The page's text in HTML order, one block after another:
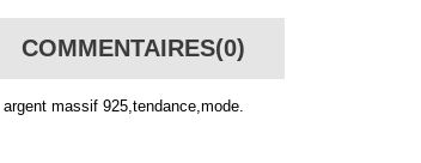
COMMENTAIRES(0)
massif 925,tendance,mode.